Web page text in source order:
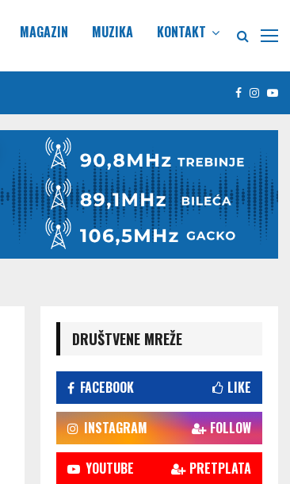
MAGAZIN MUZIKA KONTAKT
Facebook
DRUŠTVENE MREŽE
FACEBOOK LIKE
INSTAGRAM FOLLOW
YOUTUBE PRETPLATA